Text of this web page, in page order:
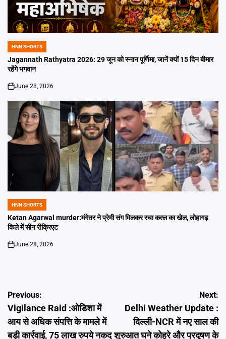
POSTED
IN
HNN SHORTS
Jagannath Rathyatra 2026: 29 जून को स्नान पूर्णिमा, जानें क्यों 15 दिन बीमार
रहेंगे भगवान
on
June 28, 2026
POSTED
IN
HNN SHORTS
Ketan Agarwal murder:मंगेतर ने प्रेमी संग मिलकर रचा कत्ल का खेल, लोहागढ़
किले में सीन रीक्रिएट
on
June 28, 2026
Post
navigation
Previous:
Vigilance Raid :ओडिशा में
आय से अधिक संपत्ति के मामले में
बड़ी कार्रवाई, 75 लाख रुपये नकद
Next:
Delhi Weather Update :
दिल्ली-NCR में नए साल की
शुरुआत घने कोहरे और प्रदूषण के